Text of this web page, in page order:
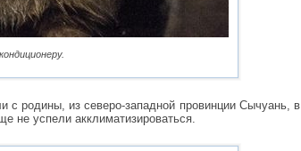
родины, из северо-западной провинции Сычуань, в
не успели акклиматизироваться.